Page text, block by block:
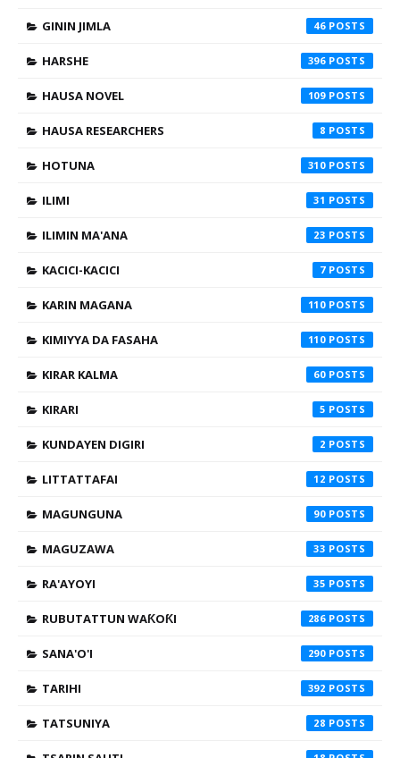
GININ JIMLA 46
HARSHE 396
HAUSA NOVEL 109
HAUSA RESEARCHERS 8
HOTUNA 310
ILIMI 31
ILIMIN MA'ANA 23
KACICI-KACICI 7
KARIN MAGANA 110
KIMIYYA DA FASAHA 110
KIRAR KALMA 60
KIRARI 5
KUNDAYEN DIGIRI 2
LITTATTAFAI 12
MAGUNGUNA 90
MAGUZAWA 33
RA'AYOYI 35
RUBUTATTUN WAƘOƘI 286
SANA'O'I 290
TARIHI 392
TATSUNIYA 28